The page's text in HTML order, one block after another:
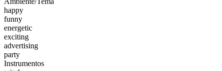
happy
funny
energetic
exciting
advertising
party
Instrumentos